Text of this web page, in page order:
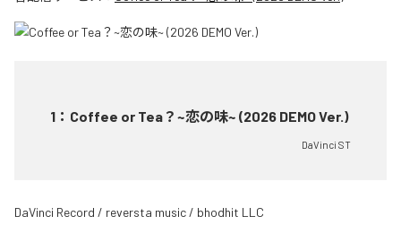
1 ： Coffee or Tea？~恋の味~ (2026 DEMO Ver.)
DaVinci ST
DaVinci Record / reversta music / bhodhit LLC